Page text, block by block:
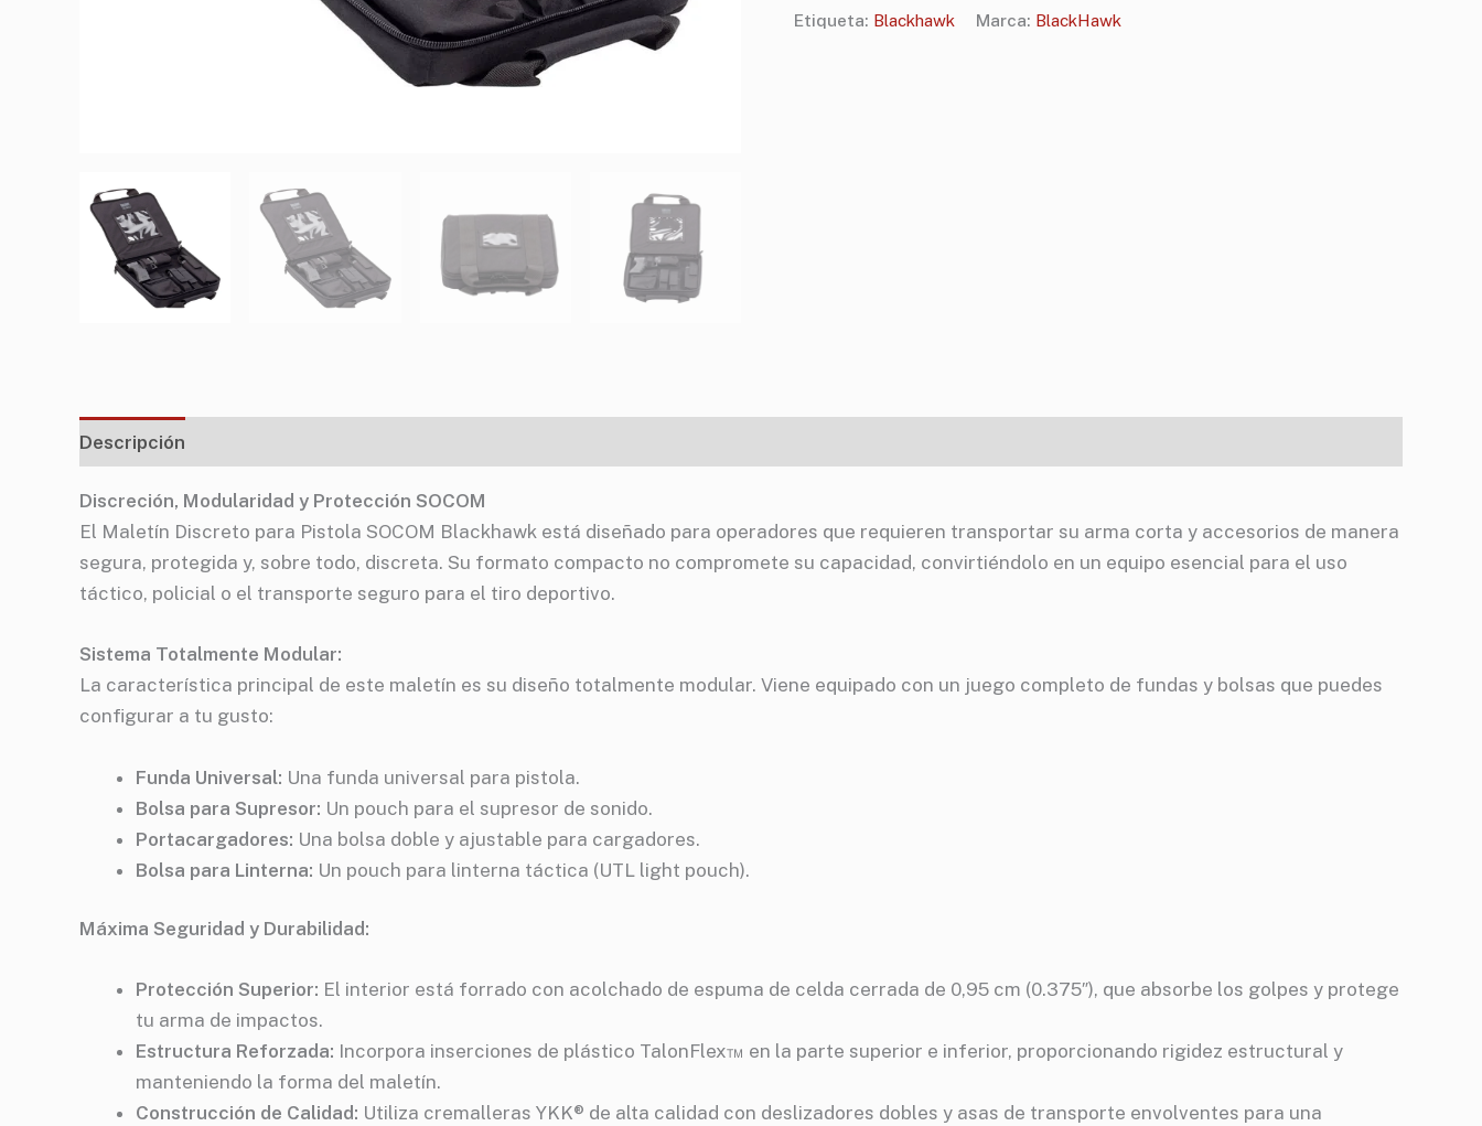
Etiqueta: Blackhawk Marca: BlackHawk
Descripción
Discreción, Modularidad y Protección SOCOM
El Maletín Discreto para Pistola SOCOM Blackhawk está diseñado para operadores que requieren transportar su arma corta y accesorios de manera
segura, protegida y, sobre todo, discreta. Su formato compacto no compromete su capacidad, convirtiéndolo en un equipo esencial para el uso
táctico, policial o el transporte seguro para el tiro deportivo.
Sistema Totalmente Modular:
La característica principal de este maletín es su diseño totalmente modular. Viene equipado con un juego completo de fundas y bolsas que puedes
configurar a tu gusto:
Funda Universal: Una funda universal para pistola.
Bolsa para Supresor: Un pouch para el supresor de sonido.
Portacargadores: Una bolsa doble y ajustable para cargadores.
Bolsa para Linterna: Un pouch para linterna táctica (UTL light pouch).
Máxima Seguridad y Durabilidad:
Protección Superior: El interior está forrado con acolchado de espuma de celda cerrada de 0,95 cm (0.375″), que absorbe los golpes y protege
tu arma de impactos.
Estructura Reforzada: Incorpora inserciones de plástico TalonFlex™ en la parte superior e inferior, proporcionando rigidez estructural y
manteniendo la forma del maletín.
Construcción de Calidad: Utiliza cremalleras YKK® de alta calidad con deslizadores dobles y asas de transporte envolventes para una